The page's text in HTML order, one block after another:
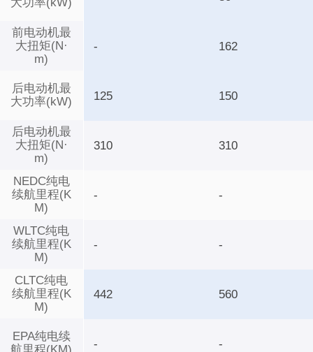
前电动机最
大扭矩(N·
m)
后电动机最
大功率(kW)
后电动机最
大扭矩(N·
m)
NEDC纯电
续航里程(K
M)
WLTC纯电
续航里程(K
M)
CLTC纯电
续航里程(K
M)
EPA纯电续
- 162
125 150
310 310
- -
- -
442 560
- -